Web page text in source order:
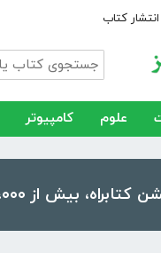
کتاب
علوم کامپیوتر
کتاب، کتاب صوتی و رمان را در موبایل و تبلت خود داشته باشید!